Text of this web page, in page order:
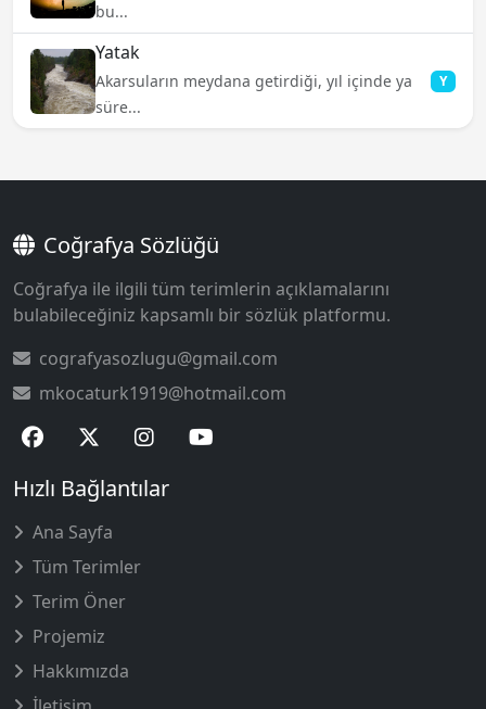
bu...
Yatak
Akarsuların meydana getirdiği, yıl içinde ya
süre...
Y
Coğrafya Sözlüğü
Coğrafya ile ilgili tüm terimlerin açıklamalarını
bulabileceğiniz kapsamlı bir sözlük platformu.
cografyasozlugu@gmail.com
mkocaturk1919@hotmail.com
Hızlı Bağlantılar
Ana Sayfa
Tüm Terimler
Terim Öner
Projemiz
Hakkımızda